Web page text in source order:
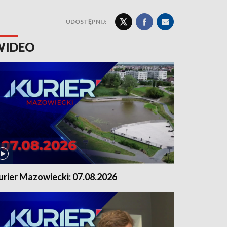
UDOSTĘPNIJ:
Mazowiecki: 07.08.2026